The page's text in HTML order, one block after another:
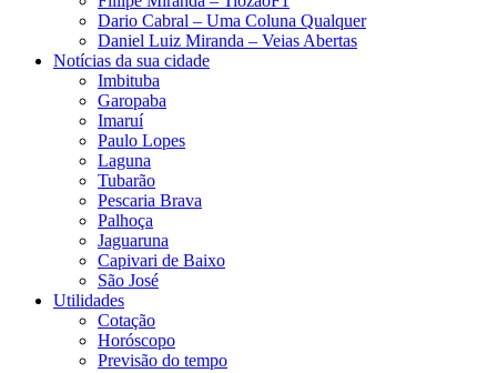
Dario Cabral – Uma Coluna Qualquer
Daniel Luiz Miranda – Veias Abertas
Notícias da sua cidade
Imbituba
Garopaba
Imaruí
Paulo Lopes
Laguna
Tubarão
Pescaria Brava
Palhoça
Jaguaruna
Capivari de Baixo
São José
Utilidades
Cotação
Horóscopo
Previsão do tempo